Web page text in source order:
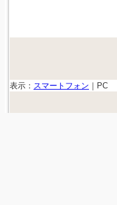
表示： スマートフォン ｜ PC